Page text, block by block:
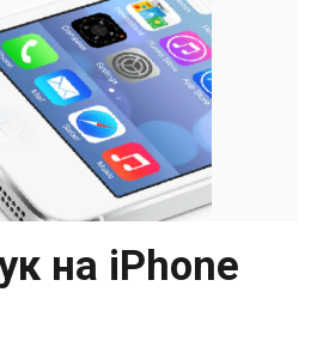
на iPhone